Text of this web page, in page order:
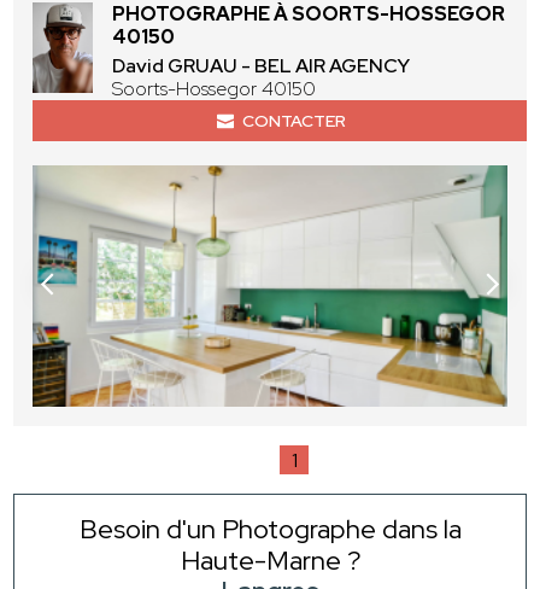
PHOTOGRAPHE À SOORTS-HOSSEGOR
40150
David GRUAU - BEL AIR AGENCY
Soorts-Hossegor 40150
CONTACTER
1
Besoin d'un Photographe dans la
Haute-Marne ?